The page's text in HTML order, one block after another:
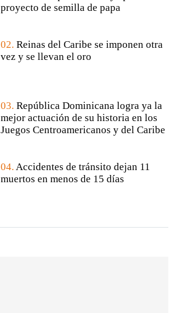
proyecto de semilla de papa
02. Reinas del Caribe se imponen otra
vez y se llevan el oro
03. República Dominicana logra ya la
mejor actuación de su historia en los
Juegos Centroamericanos y del Caribe
04. Accidentes de tránsito dejan 11
muertos en menos de 15 días